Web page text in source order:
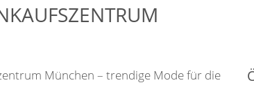
München – trendige Mode für die